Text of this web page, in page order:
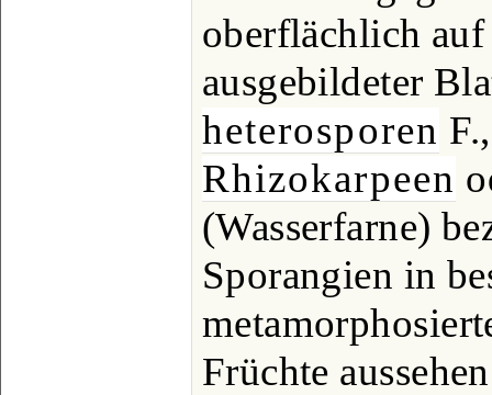
oberflächlich
ausgebildeter
heterosporen
Rhizokarpeen
(Wasserfarne)
Sporangien in
Früchte